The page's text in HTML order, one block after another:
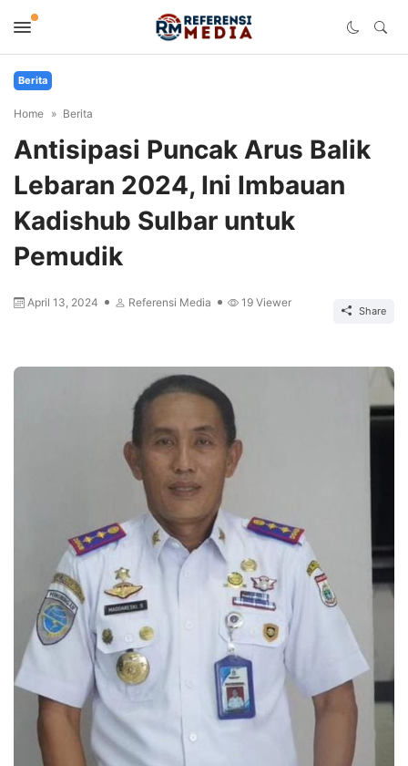
Berita
Home Berita
Antisipasi Puncak Arus Balik
Lebaran 2024, Ini Imbauan
Kadishub Sulbar untuk
Pemudik
April 13, 2024 Referensi Media 19 Viewer
Share